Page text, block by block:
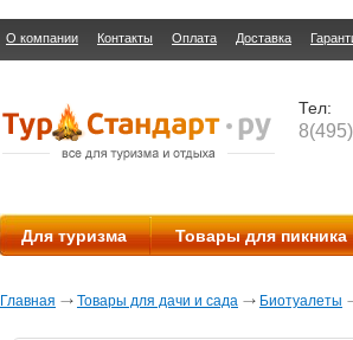
О компании Контакты Оплата Доставка
Тел:
8(495)
Для туризма Товары для пикника
Главная Товары для дачи и сада Биотуалеты